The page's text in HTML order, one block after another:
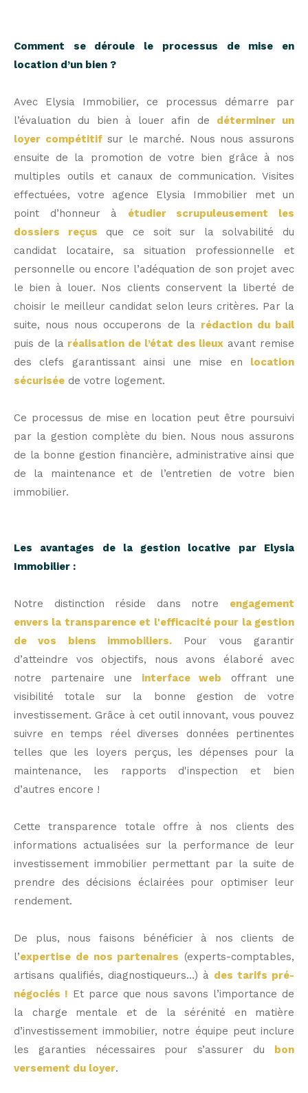
Comment se déroule le processus de mise en
location d’un bien ?
Avec Elysia Immobilier, ce processus démarre par
l’évaluation du bien à louer afin de déterminer un
loyer compétitifsur le marché. Nous nous assurons
ensuite de la promotion de votre bien grâce à nos
multiples outils et canaux de communication. Visites
effectuées, votre agence Elysia Immobilier met un
point d’honneur à étudier scrupuleusement les
dossiers reçus que ce soit sur la solvabilité du
candidat locataire, sa situation professionnelle et
personnelle ou encore l’adéquation de son projet avec
le bien à louer. Nos clients conservent la liberté de
choisir le meilleur candidat selon leurs critères. Par la
suite, nous nous occuperons de la rédaction du bail
puis de la réalisation de l’état des lieux avant remise
des clefs garantissant ainsi une mise en location
sécurisée de votre logement.
Ce processus de mise en location peut être poursuivi
par la gestion complète du bien. Nous nous assurons
de la bonne gestion financière, administrative ainsi que
de la maintenance et de l’entretien de votre bien
immobilier.
Les avantages de la gestion locative par Elysia
Immobilier :
Notre distinction réside dans notre engagement
envers la transparence et l'efficacité pour la gestion
de vos biens immobiliers. Pour vous garantir
d’atteindre vos objectifs, nous avons élaboré avec
notre partenaire une interface web offrant une
visibilité totale sur la bonne gestion de votre
investissement. Grâce à cet outil innovant, vous pouvez
suivre en temps réel diverses données pertinentes
telles que les loyers perçus, les dépenses pour la
maintenance, les rapports d'inspection et bien
d’autres encore !
Cette transparence totale offre à nos clients des
informations actualisées sur la performance de leur
investissement immobilier permettant par la suite de
prendre des décisions éclairées pour optimiser leur
rendement.
De plus, nous faisons bénéficier à nos clients de
l’expertise de nos partenaires (experts-comptables,
artisans qualifiés, diagnostiqueurs…) à des tarifs pré-
négociés ! Et parce que nous savons l’importance de
la charge mentale et de la sérénité en matière
d’investissement immobilier, notre équipe peut inclure
les garanties nécessaires pour s’assurer du
bon
versement du loyer.